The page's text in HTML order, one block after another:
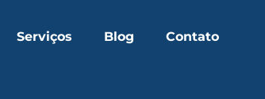
Serviços Blog Contato